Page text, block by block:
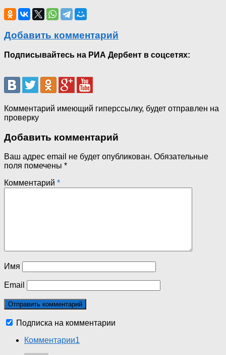
Добавить комментарий
Подписывайтесь на РИА Дербент в соцсетях:
Комментарий имеющий гиперссылку, будет отправлен на
проверку
Добавить комментарий
Ваш адрес email не будет опубликован. Обязательные
поля помечены *
Комментарий *
Имя
Email
Подписка на комментарии
Комментарии1